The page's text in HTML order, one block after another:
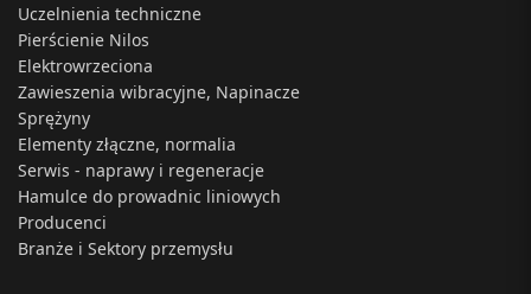
Uczelnienia techniczne
Pierścienie Nilos
Elektrowrzeciona
Zawieszenia wibracyjne, Napinacze
Sprężyny
Elementy złączne, normalia
Serwis - naprawy i regeneracje
Hamulce do prowadnic liniowych
Producenci
Branże i Sektory przemysłu